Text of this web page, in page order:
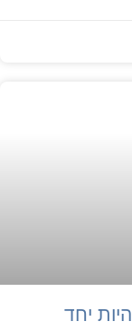
יחד